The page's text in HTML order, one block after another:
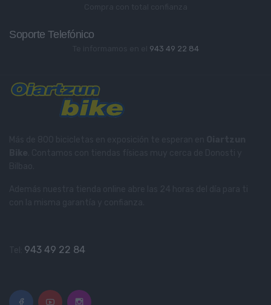
Soporte Telefónico
943 49 22 84
943 49 22 84